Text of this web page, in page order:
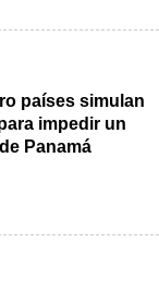
países simulan
impedir un
Panamá